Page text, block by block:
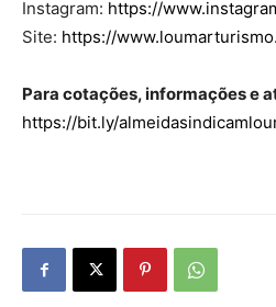
Instagram: https://
Site: https://
Para cotações, informações e
https://bit.ly/